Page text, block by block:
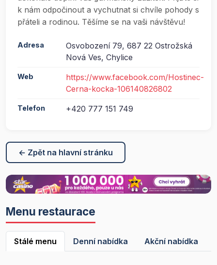
k nám odpočinout a vychutnat si chvíle pohody s
přáteli a rodinou. Těšíme se na vaši návštěvu!
Adresa
Osvobození 79, 687 22 Ostrožská
Nová Ves, Chylice
Web
https://www.facebook.com/Hostinec-
Cerna-kocka-106140826802
Telefon +420 777 151 749
← Zpět na hlavní stránku
Menu restaurace
Stálé menu Denní nabídka Akční nabídka